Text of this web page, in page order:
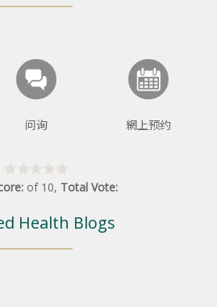
问询 網上预约
of 10, Total Vote:
Health Blogs